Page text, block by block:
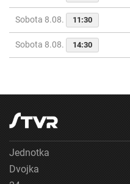
Sobota 8.08. 11:30
Sobota 8.08. 14:30
Jednotka
Dvojka